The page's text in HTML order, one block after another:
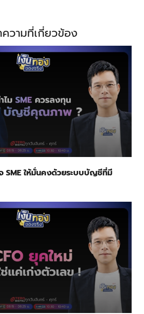
วามที่เกี่ยวข้อง
SME ให้มั่นคงด้วยระบบบัญชีที่มี